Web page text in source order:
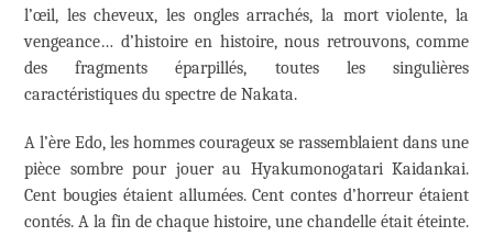
l’œil, les cheveux, les ongles arrachés, la mort violente, la
vengeance… d’histoire en histoire, nous retrouvons, comme
des fragments éparpillés, toutes les singulières
caractéristiques du spectre de Nakata.
A l’ère Edo, les hommes courageux se rassemblaient dans une
pièce sombre pour jouer au Hyakumonogatari Kaidankai.
Cent bougies étaient allumées. Cent contes d’horreur étaient
contés. A la fin de chaque histoire, une chandelle était éteinte.